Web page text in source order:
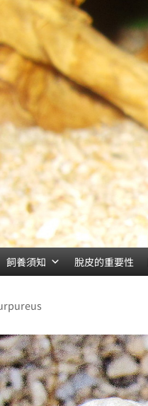
飼養須知 脫皮的重要性